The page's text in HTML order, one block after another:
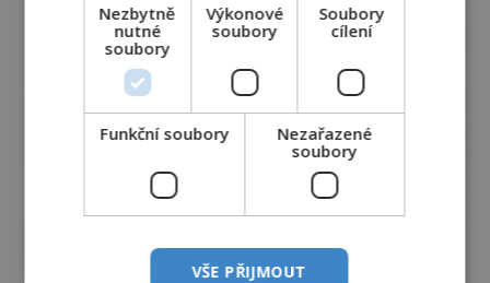
Nezbytně
nutné
soubory
Výkonové
soubory
Soubory
cílení
Funkční soubory
Nezařazené
soubory
VŠE PŘIJMOUT